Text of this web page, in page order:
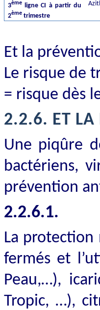
3ème
ligne CI à partir du
2ème trimestre
Et la
Le risque de
= risque dès
2.2.6. ET LA
Une piqûre
bactériens,
prévention
2.2.6.1.
La protection
fermés et
Peau,…),
Tropic, …),